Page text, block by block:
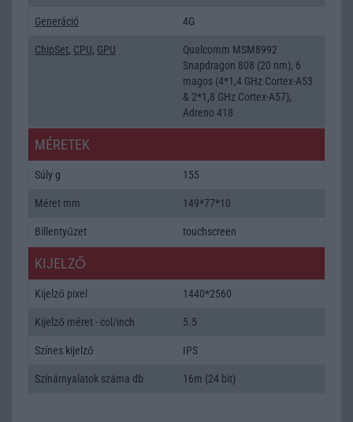
Generáció 4G
ChipSet, CPU, GPU
Qualcomm MSM8992
Snapdragon 808 (20 nm), 6
magos (4*1,4 GHz Cortex-A53
& 2*1,8 GHz Cortex-A57),
Adreno 418
MÉRETEK
Súly g 155
Méret mm 149*77*10
Billentyűzet touchscreen
KIJELZŐ
Kijelző pixel 1440*2560
Kijelző méret - col/inch 5.5
Színes kijelző IPS
Színárnyalatok száma db 16m (24 bit)